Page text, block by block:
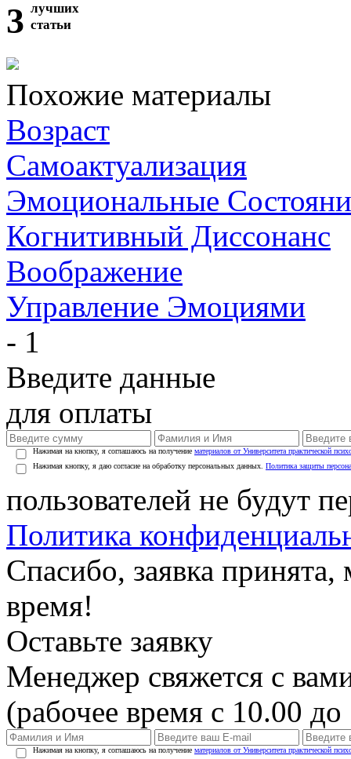
3 лучших
статьи
Похожие материалы
Возраст
Самоактуализация
Эмоциональные
Когнитивный Диссонанс
Воображение
Управление Эмоциями
- 1
Введите данные
для оплаты
Нажимая на кнопку, я соглашаюсь на получение материалов от Университета практической
Нажимая кнопку, я даю согласие на обработку персональных данных. Политика защиты
пользователей не будут
Политика
Спасибо, заявка
время!
Оставьте заявку
Менеджер свяжется с
(рабочее время с 10.00
Нажимая на кнопку, я соглашаюсь на получение материалов от Университета практической